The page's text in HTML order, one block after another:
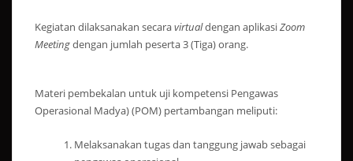
Kegiatan dilaksanakan secaravirtualdengan aplikasiZoom
Meetingdengan jumlah peserta 3 (Tiga) orang.
Materi pembekalan untuk uji kompetensi Pengawas
Operasional Madya) (POM) pertambangan meliputi:
Melaksanakan tugas dan tanggung jawab sebagai